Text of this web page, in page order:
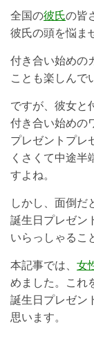
全国の彼氏の皆
彼氏の頭を悩ま
付き合い始めの
ことも楽しんで
ですが、彼女と
付き合い始めの
プレゼントプレ
くさくて中途半
すよね。
しかし、面倒だ
誕生日プレゼン
いらっしゃるこ
本記事では、 女
めました。これ
誕生日プレゼン
思います。